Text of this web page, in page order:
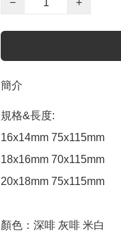
−
+
簡介
規格&長度:
16x14mm 75x115mm
18x16mm 70x115mm
20x18mm 75x115mm
顏色：深啡 灰啡 米白